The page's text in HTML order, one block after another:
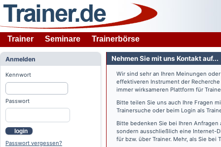
Trainer Seminare Trainerbörse
Anmelden
Kennwort
Passwort
login
Passwort vergessen?
Nehmen Sie mit uns Kontakt auf...
Wir sind sehr an Ihren Meinungen
effektiveren Instrument der
immer wirksameren Plattform für
Bitte teilen Sie uns auch Ihre Fragen
Trainersuche oder beim Login als
Bitte bedenken Sie bei Ihren
sondern ausschließlich eine Internet-
für bzw. über Trainer. Mehr, als Sie bei